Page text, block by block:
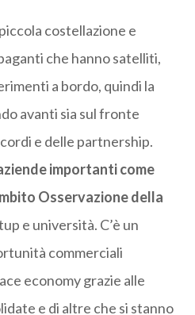
costellazione e
che hanno satelliti,
a bordo, quindi la
avanti sia sul fronte
e delle partnership.
importanti come
Osservazione della
e università. C’è un
commerciali
economy grazie alle
e di altre che si stanno